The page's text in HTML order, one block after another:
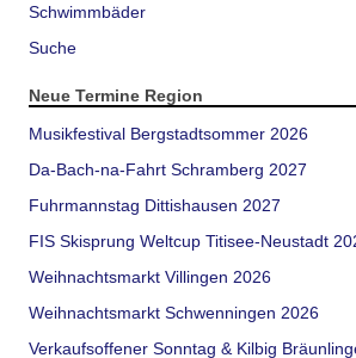
Schwimmbäder
Suche
Neue Termine Region
Musikfestival Bergstadtsommer 2026
Da-Bach-na-Fahrt Schramberg 2027
Fuhrmannstag Dittishausen 2027
FIS Skisprung Weltcup Titisee-Neustadt
Weihnachtsmarkt Villingen 2026
Weihnachtsmarkt Schwenningen 2026
Verkaufsoffener Sonntag & Kilbig